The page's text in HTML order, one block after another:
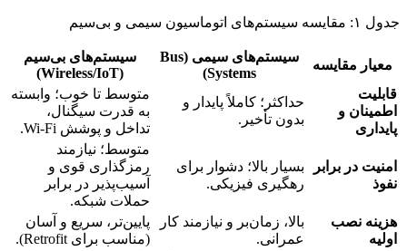
جدول ۱: مقایسه سیستم‌های اتوماسیون سیمی و بی‌سیم
معیار مقایسه
سیستم‌های سیمی (Bus
Systems)
سیستم‌های بی‌سیم
(Wireless/IoT)
قابلیت
اطمینان و
پایداری
حداکثر؛ کاملاً پایدار و
بدون تأخیر.
متوسط تا خوب؛ وابسته
به قدرت سیگنال،
تداخل و پوشش Wi-Fi.
امنیت در برابر
نفوذ
بسیار بالا؛ دشوار برای
رهگیری فیزیکی.
متوسط؛ نیازمند
رمزگذاری قوی و
آسیب‌پذیر در برابر
حملات شبکه.
هزینه نصب
اولیه
بالا، زمان‌بر و نیازمند کار
عمرانی.
پایین‌تر، سریع و آسان
(مناسب برای Retrofit).